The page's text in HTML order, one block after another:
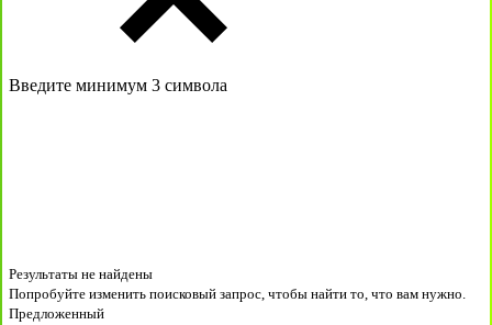
Введите минимум 3 символа
Результаты не найдены
Попробуйте изменить поисковый запрос, чтобы найти то, что вам нужно.
Предложенный